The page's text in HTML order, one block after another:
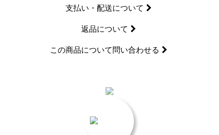
支払い・配送について
返品について
この商品について問い合わせる